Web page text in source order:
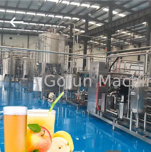
NHÀ
CÁC
SẢN
PHẨM
2026
Shanghai
Gofun
Machinery
Co.,
Ltd..
All
Rights
Reserved.